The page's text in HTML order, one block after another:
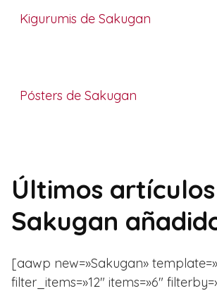
Kigurumis de Sakugan
Pósters de Sakugan
Últimos
Sakugan
[aawp new=»Sakugan»
filter_items=»12″ items=»6″